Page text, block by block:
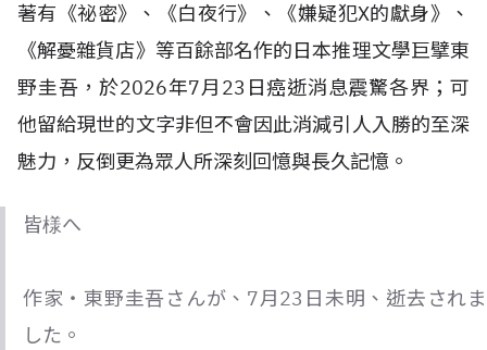
著有《祕密》、《白夜行》、《嫌疑犯X的獻身》、
《解憂雜貨店》等百餘部名作的日本推理文學巨擘東
野圭吾，於2026年7月23日癌逝消息震驚各界；可
他留給現世的文字非但不會因此消減引人入勝的至深
魅力，反倒更為眾人所深刻回憶與長久記憶。
皆様へ
作家・東野圭吾さんが、7月23日未明、逝去されま
した。